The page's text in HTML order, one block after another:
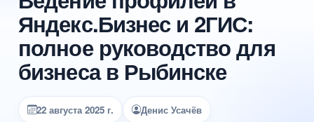
Яндекс.Бизнес и 2ГИС:
полное руководство для
бизнеса в Рыбинске
22 августа 2025 г. Денис Усачёв